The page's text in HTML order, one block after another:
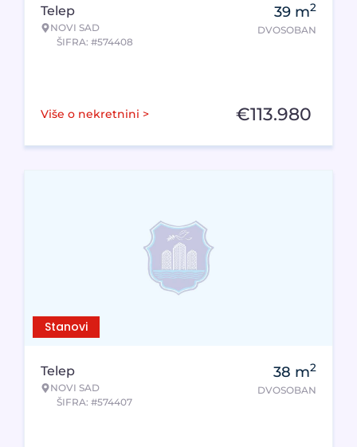
Telep
NOVI SAD
ŠIFRA: #574408
39 m2
DVOSOBAN
Više o nekretnini > €113.980
Stanovi
Telep
NOVI SAD
ŠIFRA: #574407
38 m2
DVOSOBAN